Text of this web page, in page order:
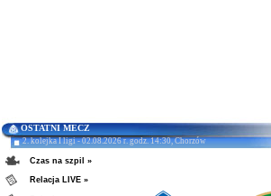
OSTATNI MECZ
2. kolejka I ligi - 02.08.2026 r. godz. 14:30, Chorzów
Czas na szpil »
Relacja LIVE »